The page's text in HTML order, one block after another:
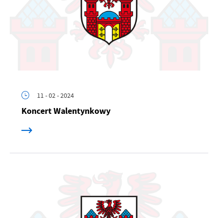
11 - 02 - 2024
Koncert Walentynkowy